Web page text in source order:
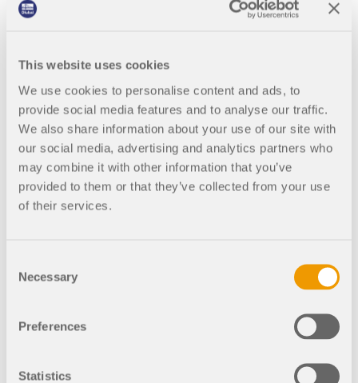
This website uses cookies
We use cookies to personalise content and ads, to
provide social media features and to analyse our traffic.
We also share information about your use of our site with
our social media, advertising and analytics partners who
may combine it with other information that you’ve
provided to them or that they’ve collected from your use
of their services.
Selection
Necessary
Preferences
Statistics
815x
Mur avec portes et fenêtres